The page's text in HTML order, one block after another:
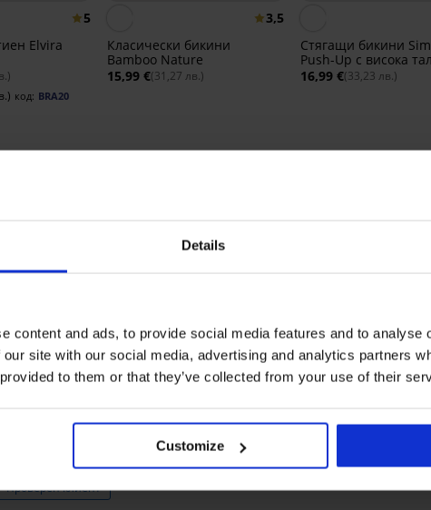
Details
content and ads, to provide social media features and to analyse
site with our social media, advertising and analytics partners
to them or that they’ve collected from your use of their
Customize
5
Elvira
код: BRA20
3,5
Класически бикини
Bamboo Nature
15,99 €(31,27 лв.)
Стягащи бикини
Push-Up с висока
16,99 €(33,23 лв.)
1
0x
Закупен след
Проверен клиент